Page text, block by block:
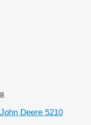
8
John Deere 5210